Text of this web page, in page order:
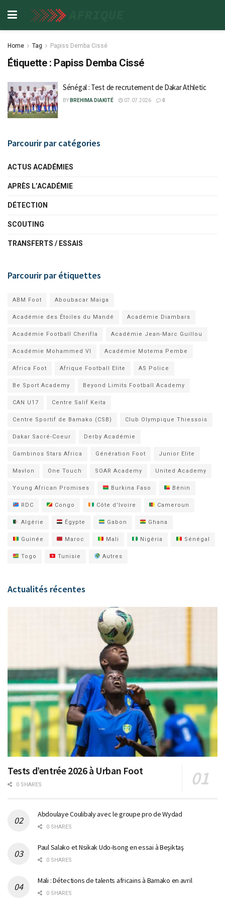
Home Tag Papiss Demba Cissé
Étiquette : Papiss Demba Cissé
Sénégal : Test de recrutement de Dakar Athletic
BY BREHIMA DIAKITÉ 07.07.2026 0
Parcourir par catégories
ACTUS ACADÉMIES
APRÈS L’ACADÉMIE
DÉTECTION
SCOUTING
TRANSFERTS / ESSAIS
Parcourir par étiquettes
ABM Foot Aboubacar Maiga
Académie des Étoiles du Mandé Académie Diambars
Académie Football Cherifla Académie Jean-Marc Guillou
Académie Mohammed VI Académie Motema Pembe
Africa Foot Afrique Football Elite AS Police
Be Sport Academy Beyond Limits Football Academy
CAN U17 Centre Salif Keita
Centre Sportif de Bamako (CSB) Club Olympique Thiessois
Dakar Sacré-Coeur Derby Académie
Gambinos Stars Africa Génération Foot Junior Elite
Mavlon One Touch SOAR Academy United Academy
Young African Promises Burkina Faso Bénin
RDC Congo Côte d'Ivoire Cameroun
Algérie Égypte Gabon Ghana
Guinée Maroc Mali Nigéria Sénégal
Togo Tunisie Autres
Actualités récentes
Tests d’entrée 2026 à Urban Foot
0 SHARES
Abdoulaye Coulibaly avec le groupe pro de Wydad
0 SHARES
Paul Salako et Nsikak Udo-Isong en essai à Beşiktaş
0 SHARES
Mali : Détections de talents africains à Bamako en avril
0 SHARES